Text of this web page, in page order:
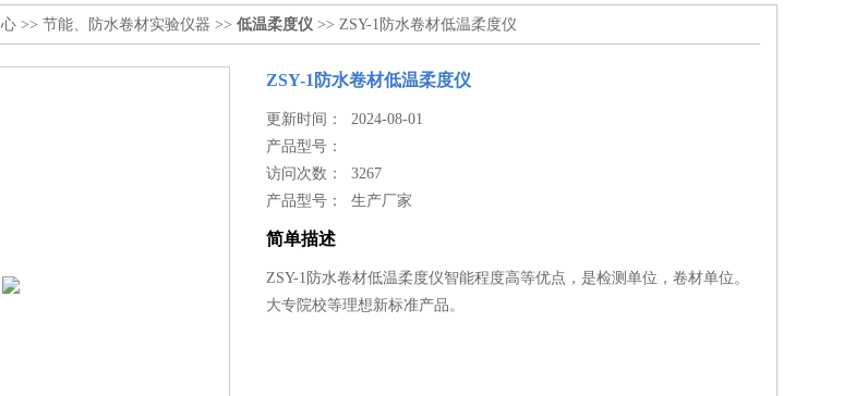
>> 节能、防水卷材实验仪器 >> 低温柔度仪 >> ZSY-1防水卷材低温柔度仪
ZSY-1防水卷材低温柔度仪
更新时间： 2024-08-01
产品型号：
访问次数： 3267
产品型号： 生产厂家
简单描述
ZSY-1防水卷材低温柔度仪智能程度高等优点，是检测单位，卷材单位。
大专院校等理想新标准产品。